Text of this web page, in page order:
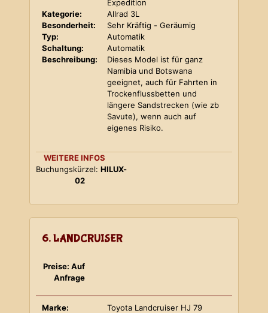
Expedition
Kategorie:
Allrad 3L
Besonderheit:
Sehr Kräftig - Geräumig
Typ:
Automatik
Schaltung:
Automatik
Beschreibung:
Dieses Model ist für ganz
Namibia und Botswana
geeignet, auch für Fahrten in
Trockenflussbetten und
längere Sandstrecken (wie zb
Savute), wenn auch auf
eigenes Risiko.
WEITERE INFOS
Buchungskürzel: HILUX-
02
6. LANDCRUISER
Preise: Auf
Anfrage
Marke:
Toyota Landcruiser HJ 79